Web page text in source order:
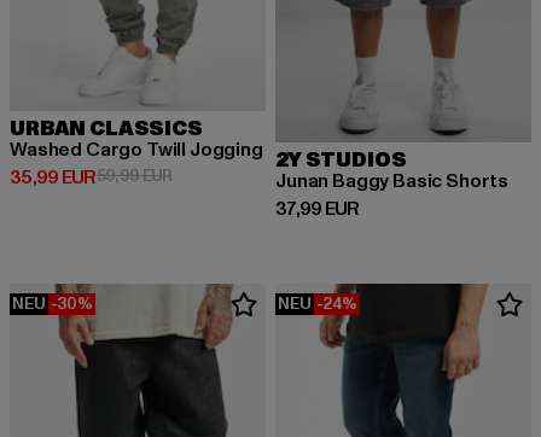
URBAN CLASSICS
Washed Cargo Twill Jogging
35,99 EUR
Derzeitiger Preis: 35,99 EUR
59,99 EURAktionspreis: 59,99 EUR
2Y STUDIOS
Junan Baggy Basic Shorts
37,99 EUR
Derzeitiger Preis: 37,99 EUR
NEU -30% NEU -24%